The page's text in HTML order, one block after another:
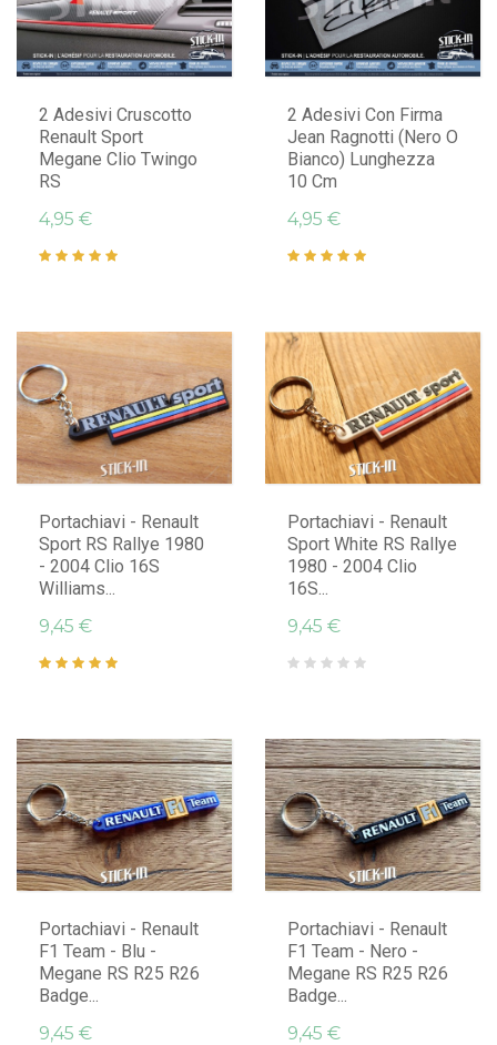
2 Adesivi Cruscotto
Renault Sport
Megane Clio Twingo
RS
4,95 €
2 Adesivi Con Firma
Jean Ragnotti (nero O
Bianco) Lunghezza
10 Cm
4,95 €
Portachiavi - Renault
Sport RS Rallye 1980
- 2004 Clio 16S
Williams...
9,45 €
Portachiavi - Renault
Sport White RS Rallye
1980 - 2004 Clio
16S...
9,45 €
Portachiavi - Renault
F1 Team - Blu -
Megane RS R25 R26
Badge...
9,45 €
Portachiavi - Renault
F1 Team - Nero -
Megane RS R25 R26
Badge...
9,45 €